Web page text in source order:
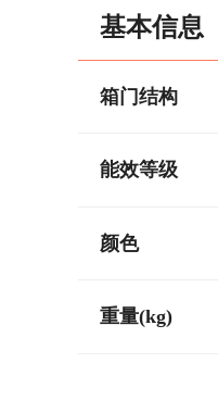
基本信息
箱门结构
能效等级
颜色
重量(kg)